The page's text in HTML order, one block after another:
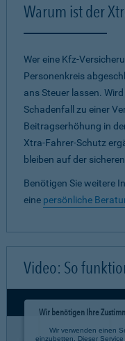
Warum ist der
Wer eine Kfz-
Personenkreis
ans Steuer lassen.
Schadenfall zu einer
Beitragserhöhung in
Xtra-Fahrer-Schutz
bleiben auf der
Benötigen Sie weitere
eine persönliche
Video: So
Wir benötigen Ihre
Wir verwenden einen
einzubetten. Dieser